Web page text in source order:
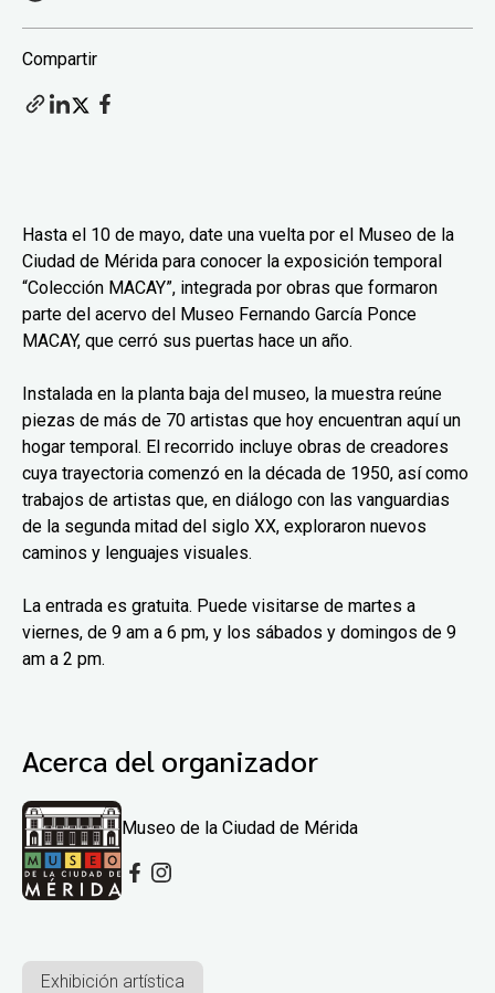
Compartir
Hasta el 10 de mayo, date una vuelta por el Museo de la
Ciudad de Mérida para conocer la exposición temporal
“Colección MACAY”, integrada por obras que formaron
parte del acervo del Museo Fernando García Ponce
MACAY, que cerró sus puertas hace un año.
Instalada en la planta baja del museo, la muestra reúne
piezas de más de 70 artistas que hoy encuentran aquí un
hogar temporal. El recorrido incluye obras de creadores
cuya trayectoria comenzó en la década de 1950, así como
trabajos de artistas que, en diálogo con las vanguardias
de la segunda mitad del siglo XX, exploraron nuevos
caminos y lenguajes visuales.
La entrada es gratuita. Puede visitarse de martes a
viernes, de 9 am a 6 pm, y los sábados y domingos de 9
am a 2 pm.
Acerca del organizador
Museo de la Ciudad de Mérida
Exhibición artística